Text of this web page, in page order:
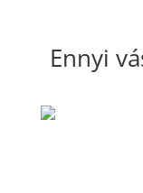
Ennyi